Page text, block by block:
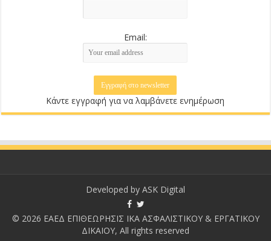
Email:
Κάντε εγγραφή για να λαμβάνετε ενημέρωση
Developed by ASK Digital
© 2026 ΕΑΕΔ ΕΠΙΘΕΩΡΗΣΙΣ ΙΚΑ ΑΣΦΑΛΙΣΤΙΚΟΥ & ΕΡΓΑΤΙΚΟΥ
ΔΙΚΑΙΟΥ, All rights reserved